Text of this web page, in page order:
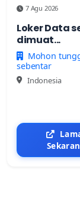
7 Agu 2026
Loker Data
dimuat...
Mohon
sebentar
Indonesia